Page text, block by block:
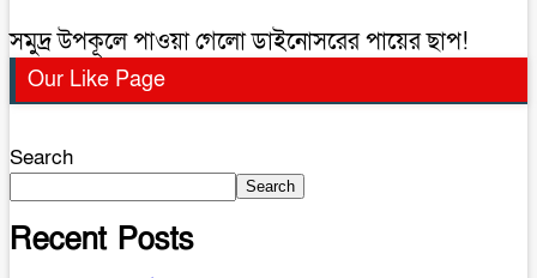
সমুদ্র উপকূলে পাওয়া গেলো ডাইনোসরের পায়ের ছাপ!
Our Like Page
Search
Search
Recent Posts